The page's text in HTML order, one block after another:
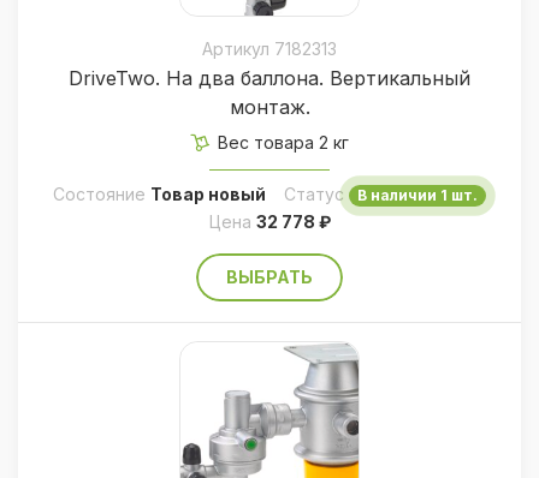
газовой системы в любом типе караванов,
кемперов и автодомов. Редуктор не
требует подключения к системе
электроснабжения.
Технические характеристики:
Давление на выходе: 30 мбар;
Расход: 1,5 кг/ч;
Значение задержки на датчике
столкновения: 3,5 г +/ — 0,5 г;
Вход регулятора: внешняя резьба
Выход регулятора: RVS8 и RVS10
(для газовой трубки 8 мм или 10 мм);
Артикул 7182313
DriveTwo. На два баллона. Вертикальный
монтаж.
Вес товара 2 кг
Состояние Товар новый Статус В наличии 1 шт.
Цена 32 778 ₽
ВЫБРАТЬ